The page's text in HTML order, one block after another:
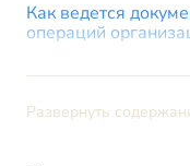
Как ведется
операций
Для чего
Развернуть